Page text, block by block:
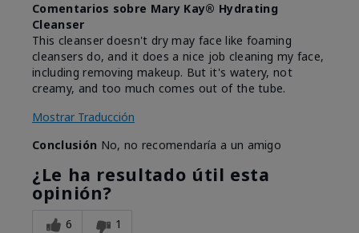
Comentarios sobre Mary Kay® Hydrating
Cleanser
This cleanser doesn't dry may face like foaming
cleansers do, and it does a nice job cleaning my face,
including removing makeup. But it's watery, not
creamy, and too much comes out of the tube.
Mostrar Traducción
Conclusión No, no recomendaría a un amigo
¿Le ha resultado útil esta
opinión?
6 1